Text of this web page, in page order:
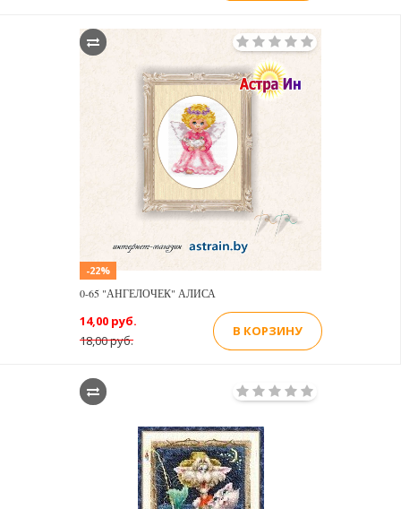
-22%
0-65 "АНГЕЛОЧЕК" АЛИСА
18,00 руб.
14,00 руб.
В КОРЗИНУ